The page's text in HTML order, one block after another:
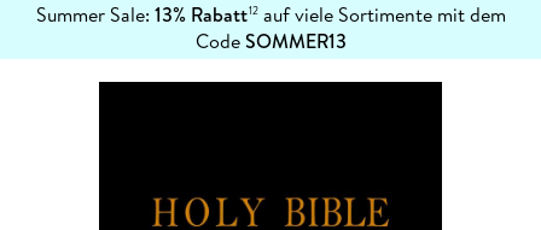
Summer Sale: 13% Rabatt12auf viele Sortimente mit dem
CodeSOMMER13
erfahren